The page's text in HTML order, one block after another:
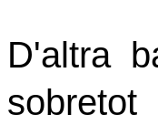
D'altra